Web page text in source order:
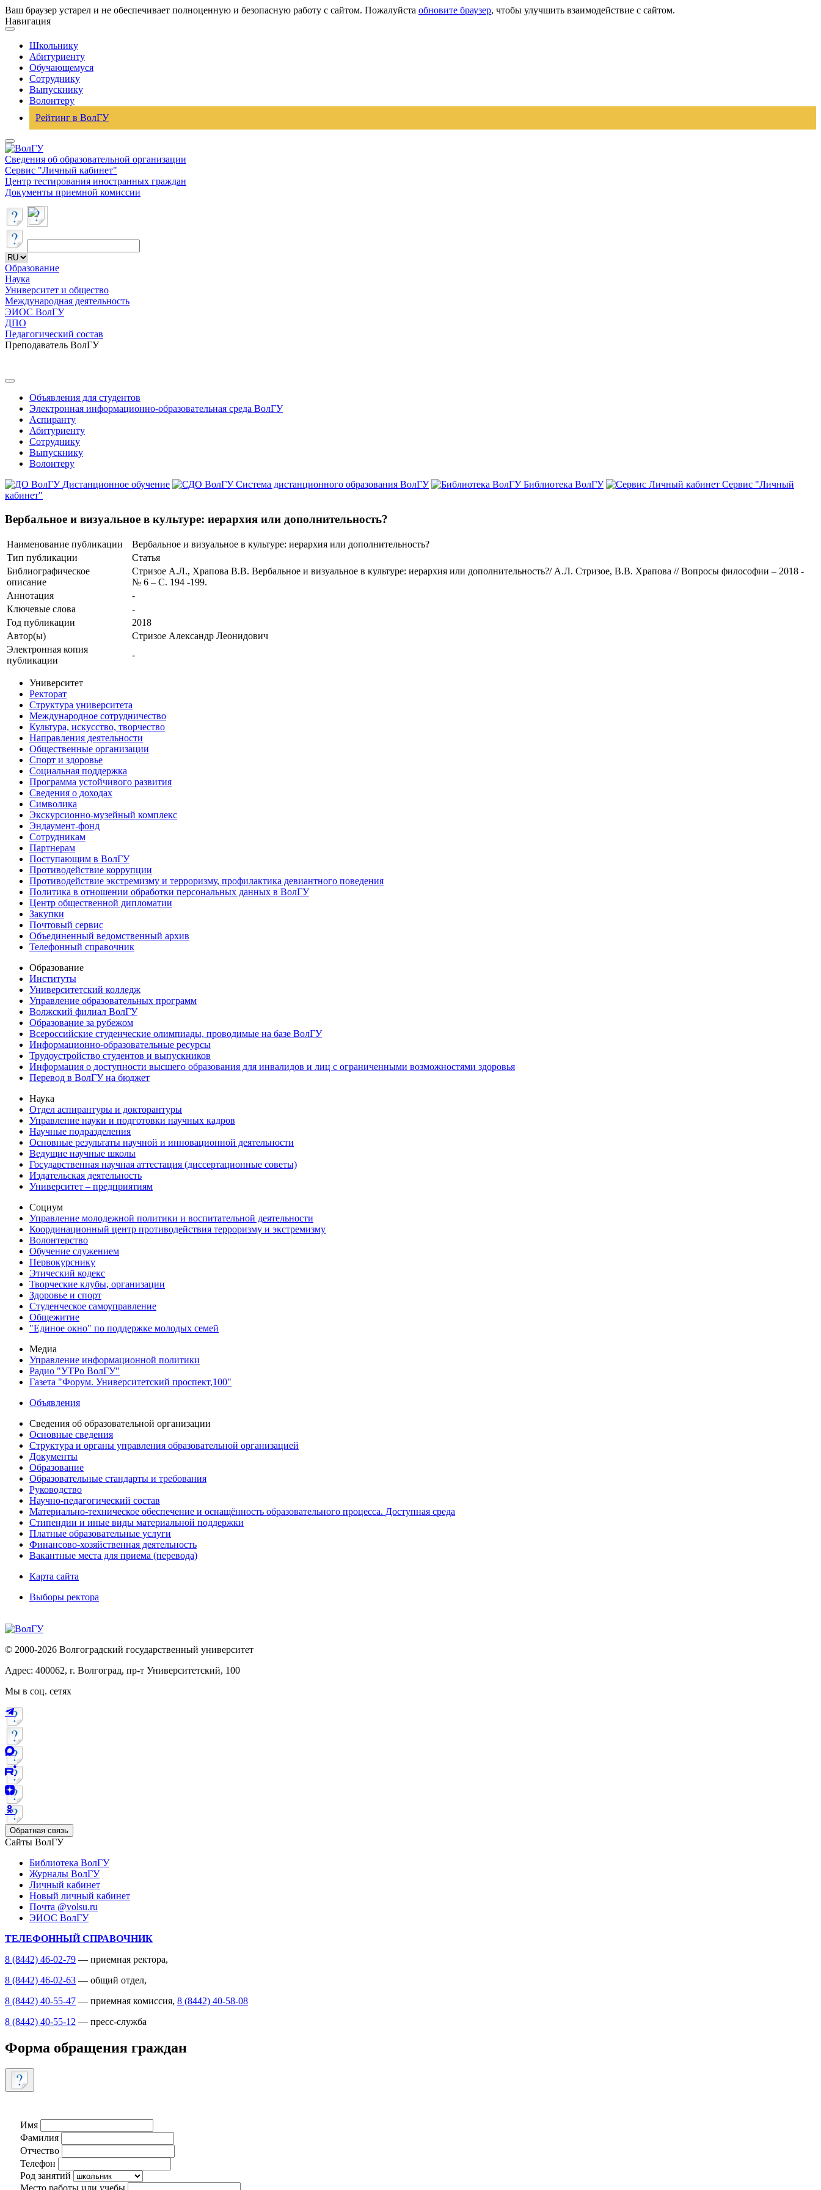
Ваш браузер устарел и не обеспечивает полноценную и безопасную работу с сайтом. Пожалуйста обновите браузер, чтобы улучшить взаимодействие с сайтом.
Навигация
Школьнику
Абитуриенту
Обучающемуся
Сотруднику
Выпускнику
Волонтеру
Рейтинг в ВолГУ
Сведения об образовательной организации
Сервис "Личный кабинет"
Центр тестирования иностранных граждан
Документы приемной комиссии
Образование
Наука
Университет и общество
Международная деятельность
ЭИОС ВолГУ
ДПО
Педагогический состав
Преподаватель ВолГУ
Объявления для студентов
Электронная информационно-образовательная среда ВолГУ
Аспиранту
Абитуриенту
Сотруднику
Выпускнику
Волонтеру
Дистанционное обучение
Система дистанционного образования ВолГУ Библиотека ВолГУ
Сервис "Личный
кабинет"
Вербальное и визуальное в культуре: иерархия или дополнительность?
Наименование публикации
Вербальное и визуальное в культуре: иерархия или дополнительность?
Тип публикации
Статья
Библиографическое
описание
Стризое А.Л., Храпова В.В. Вербальное и визуальное в культуре: иерархия или дополнительность?/ А.Л. Стризое, В.В. Храпова // Вопросы философии – 2018 -
№ 6 – С. 194 -199.
Аннотация
-
Ключевые cлова
-
Год публикации
2018
Автор(ы)
Стризое Александр Леонидович
Электронная копия
публикации
-
Университет
Ректорат
Структура университета
Международное сотрудничество
Культура, искусство, творчество
Направления деятельности
Общественные организации
Спорт и здоровье
Социальная поддержка
Программа устойчивого развития
Сведения о доходах
Символика
Экскурсионно-музейный комплекс
Эндаумент-фонд
Сотрудникам
Партнерам
Поступающим в ВолГУ
Противодействие коррупции
Противодействие экстремизму и терроризму, профилактика девиантного поведения
Политика в отношении обработки персональных данных в ВолГУ
Центр общественной дипломатии
Закупки
Почтовый сервис
Объединенный ведомственный архив
Телефонный справочник
Образование
Институты
Университетский колледж
Управление образовательных программ
Волжский филиал ВолГУ
Образование за рубежом
Всероссийские студенческие олимпиады, проводимые на базе ВолГУ
Информационно-образовательные ресурсы
Трудоустройство студентов и выпускников
Информация о доступности высшего образования для инвалидов и лиц с ограниченными возможностями здоровья
Перевод в ВолГУ на бюджет
Наука
Отдел аспирантуры и докторантуры
Управление науки и подготовки научных кадров
Научные подразделения
Основные результаты научной и инновационной деятельности
Ведущие научные школы
Государственная научная аттестация (диссертационные советы)
Издательская деятельность
Университет – предприятиям
Социум
Управление молодежной политики и воспитательной деятельности
Координационный центр противодействия терроризму и экстремизму
Волонтерство
Обучение служением
Первокурснику
Этический кодекс
Творческие клубы, организации
Здоровье и спорт
Студенческое самоуправление
Общежитие
"Единое окно" по поддержке молодых семей
Медиа
Управление информационной политики
Радио "УТРо ВолГУ"
Газета "Форум. Университетский проспект,100"
Объявления
Сведения об образовательной организации
Основные сведения
Структура и органы управления образовательной организацией
Документы
Образование
Образовательные стандарты и требования
Руководство
Научно-педагогический состав
Материально-техническое обеспечение и оснащённость образовательного процесса. Доступная среда
Стипендии и иные виды материальной поддержки
Платные образовательные услуги
Финансово-хозяйственная деятельность
Вакантные места для приема (перевода)
Карта сайта
Выборы ректора
© 2000-2026 Волгоградский государственный университет
Адрес: 400062, г. Волгоград, пр-т Университетский, 100
Мы в соц. сетях
Обратная связь
Сайты ВолГУ
Библиотека ВолГУ
Журналы ВолГУ
Личный кабинет
Новый личный кабинет
Почта @volsu.ru
ЭИОС ВолГУ
ТЕЛЕФОННЫЙ СПРАВОЧНИК
8 (8442) 46-02-79 — приемная ректора,
8 (8442) 46-02-63 — общий отдел,
8 (8442) 40-55-47 — приемная комиссия, 8 (8442) 40-58-08
8 (8442) 40-55-12 — пресс-служба
Форма обращения граждан
Имя
Фамилия
Отчество
Телефон
Род занятий